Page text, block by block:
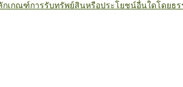
กเกณฑ์การรับทรัพย์สินหรือประโยชน์อื่นใดโดยธ